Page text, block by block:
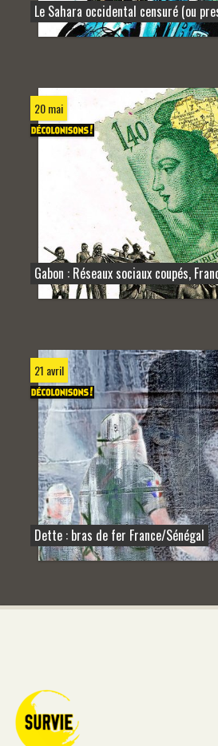
Le Sahara occidental censuré (ou
20 mai
Gabon : Réseaux sociaux coupés,
21 avril
Dette : bras de fer France/Sénégal